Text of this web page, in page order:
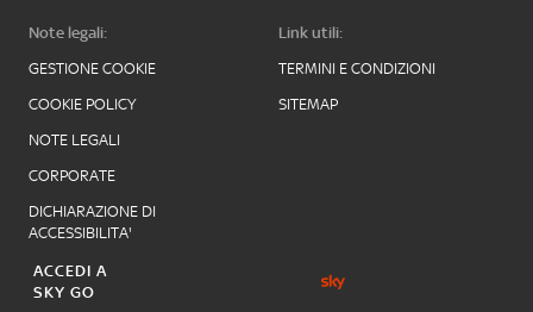
Note legali:
GESTIONE COOKIE
COOKIE POLICY
NOTE LEGALI
CORPORATE
DICHIARAZIONE DI
ACCESSIBILITA'
Link utili:
TERMINI E CONDIZIONI
SITEMAP
ACCEDI A
SKY GO